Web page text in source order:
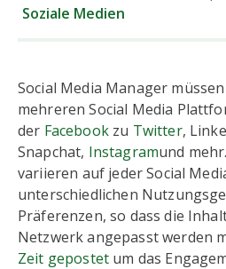
Soziale Medien
Social Media Manager
mehreren Social Media
der Facebookzu Twitter,
Snapchat, Instagramund
variieren auf jeder Social
unterschiedlichen
Präferenzen, so dass die
Netzwerk angepasst werden
Zeit gepostet um das